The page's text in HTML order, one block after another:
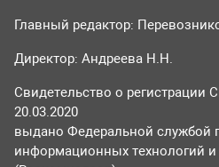
Главный редактор:
Директор: Андреева Н.Н.
Свидетельство о
20.03.2020
выдано Федеральной службой
информационных технологий